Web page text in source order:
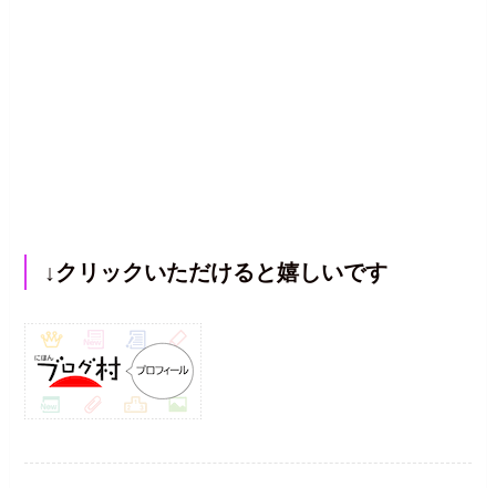
↓クリックいただけると嬉しいです